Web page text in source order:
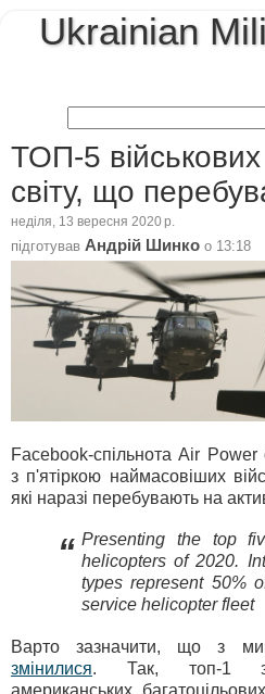
Ukrainian
ТОП-5 військових
світу, що
неділя, 13 вересня 2020 р.
підготував Андрій Шинко о 13:18
Facebook-спільнота Air Power
з п'ятіркою наймасовіших
які наразі перебувають на
“ Presenting the top
helicopters of 2020.
types represent 50%
service helicopter fleet
Варто зазначити, що з
змінилися. Так, топ-1